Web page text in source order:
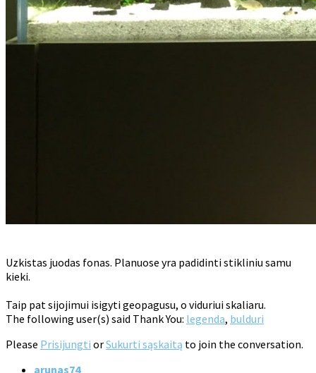
Uzkistas juodas fonas. Planuose yra padidinti stikliniu samu
kieki.
Taip pat sijojimui isigyti geopagusu, o viduriui skaliaru.
The following user(s) said Thank You: legenda, bulduri
Please Prisijungti orSukurti sąskaitą to join the conversation.
arunas74